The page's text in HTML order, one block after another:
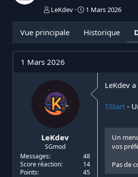
I
t
i
a
t
u
r
d
e
l
a
d
i
c
LeKdev
D
e
d
e
1 Mars 2026
Vue principale Historique
1 Mars 2026
LeKdev
SGmod
Messages
48
Score réaction
14
Points
45
LeKdev
SStart -
Un
vos
Pas de